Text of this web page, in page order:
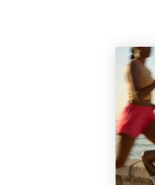
FÅ 15% RABATT PÅ
När du prenumererar på vårt nyhetsbrev!
Bli den första att få reda på nya släpp,
erbjudanden och mycket mer!